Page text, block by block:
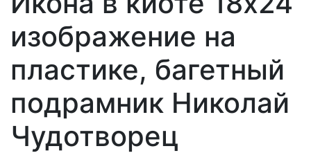
изображение на
пластике, багетный
подрамник Николай
Чудотворец